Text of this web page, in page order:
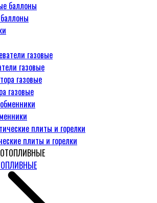
газовые
газовые
плиты и горелки